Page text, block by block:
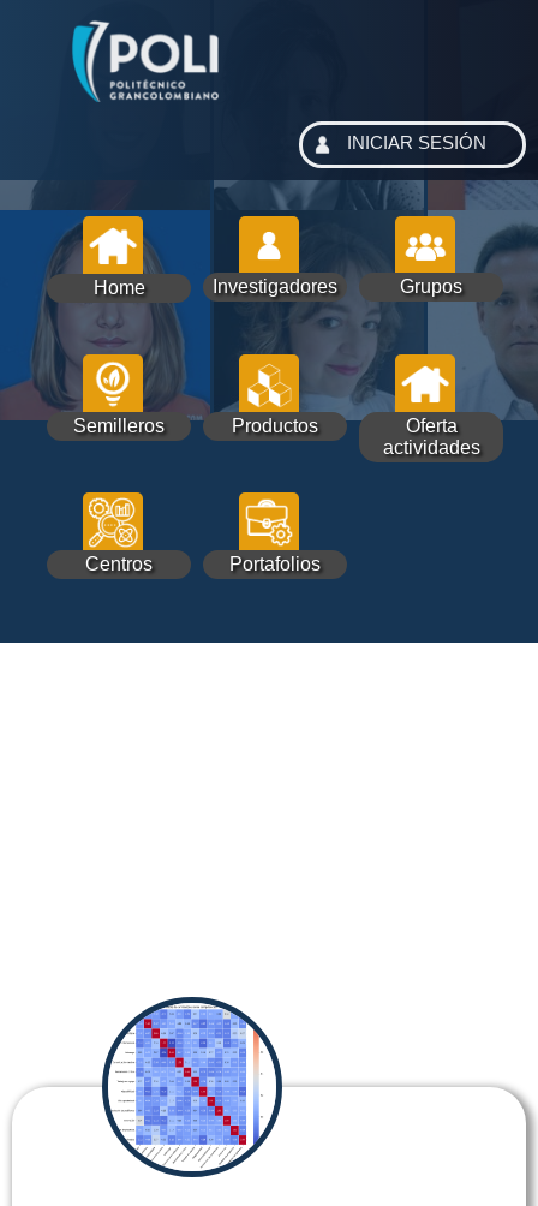
Home Investigadores Grupos
Semilleros Productos
Oferta
actividades
Centros Portafolios
INICIAR SESIÓN